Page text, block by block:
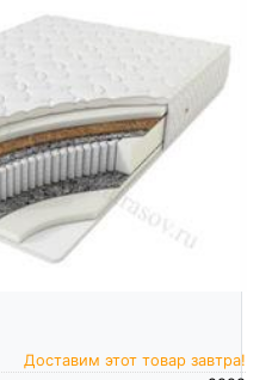
Доставим этот товар завтра!